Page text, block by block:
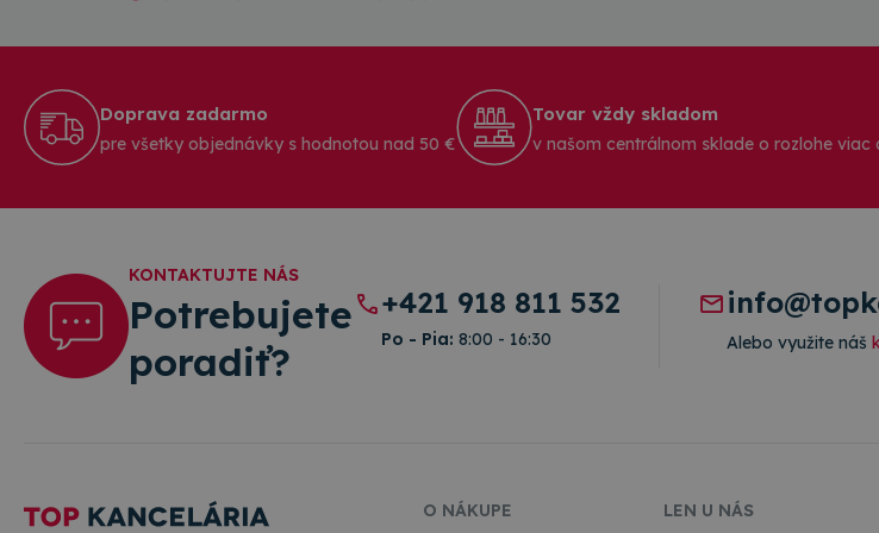
Doprava zadarmo
pre všetky objednávky s hodnotou nad 50 €
Tovar vždy skladom
v našom centrálnom sklade o rozlohe viac
KONTAKTUJTE NÁS
Potrebujete
poradiť?
+421 918 811 532
Po - Pia: 8:00 - 16:30 Alebo využite náš
O NÁKUPE LEN U NÁS